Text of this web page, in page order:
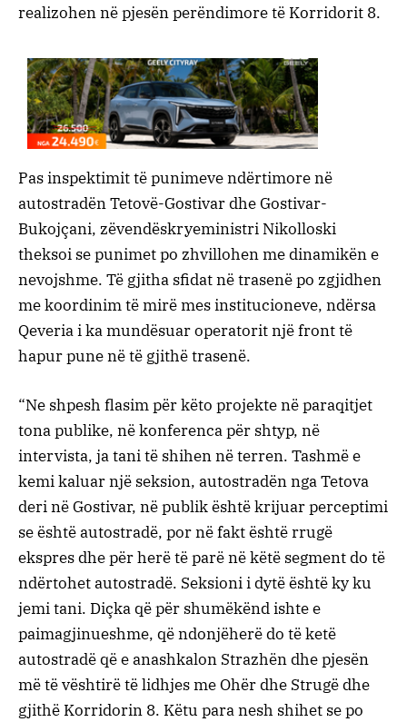
realizohen në pjesën perëndimore të Korridorit 8.
Pas inspektimit të punimeve ndërtimore në
autostradën Tetovë-Gostivar dhe Gostivar-
Bukojçani, zëvendëskryeministri Nikolloski
theksoi se punimet po zhvillohen me dinamikën e
nevojshme. Të gjitha sfidat në trasenë po zgjidhen
me koordinim të mirë mes institucioneve, ndërsa
Qeveria i ka mundësuar operatorit një front të
hapur pune në të gjithë trasenë.
“Ne shpesh flasim për këto projekte në paraqitjet
tona publike, në konferenca për shtyp, në
intervista, ja tani të shihen në terren. Tashmë e
kemi kaluar një seksion, autostradën nga Tetova
deri në Gostivar, në publik është krijuar perceptimi
se është autostradë, por në fakt është rrugë
ekspres dhe për herë të parë në këtë segment do të
ndërtohet autostradë. Seksioni i dytë është ky ku
jemi tani. Diçka që për shumëkënd ishte e
paimagjinueshme, që ndonjëherë do të ketë
autostradë që e anashkalon Strazhën dhe pjesën
më të vështirë të lidhjes me Ohër dhe Strugë dhe
gjithë Korridorin 8. Këtu para nesh shihet se po